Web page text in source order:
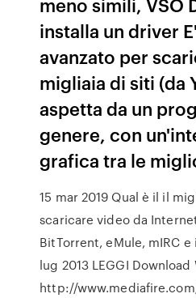
installa un driver
avanzato per
migliaia di siti (da
aspetta da un
genere, con
grafica tra le
15 mar 2019 Qual è il il
scaricare video da
BitTorrent, eMule, mIRC
lug 2013 LEGGI Download
http://